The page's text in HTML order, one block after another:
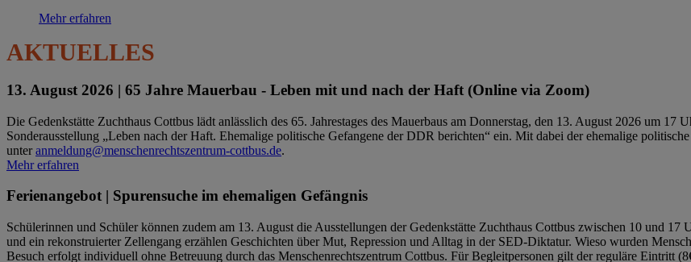
Mehr erfahren
AKTUELLES
13. August 2026 | 65 Jahre Mauerbau - Leben mit und nach der Haft (Online via Zoom)
Die Gedenkstätte Zuchthaus Cottbus lädt anlässlich des 65. Jahrestages des Mauerbaus am Donnerstag, den 13. August 2026 um
Sonderausstellung „Leben nach der Haft. Ehemalige politische Gefangene der DDR berichten“ ein. Mit dabei der ehemalige
unteranmeldung@menschenrechtszentrum-cottbus.de.
Mehr erfahren
Ferienangebot | Spurensuche im ehemaligen Gefängnis
Schülerinnen und Schüler können zudem am 13. August die Ausstellungen der Gedenkstätte Zuchthaus Cottbus zwischen 10 und
und ein rekonstruierter Zellengang erzählen Geschichten über Mut, Repression und Alltag in der SED-Diktatur. Wieso wurden
Besuch erfolgt individuell ohne Betreuung durch das Menschenrechtszentrum Cottbus. Für Begleitpersonen gilt der reguläre Eintritt